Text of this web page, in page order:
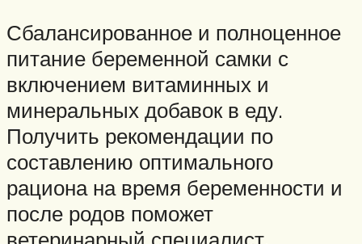
Сбалансированное и полноценное
питание беременной самки с
включением витаминных и
минеральных добавок в еду.
Получить рекомендации по
составлению оптимального
рациона на время беременности и
после родов поможет